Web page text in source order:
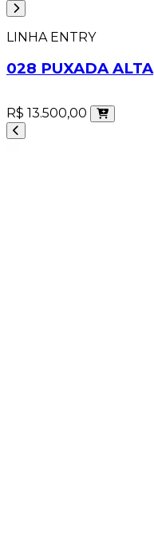
LINHA ENTRY
028 PUXADA ALTA
R$ 13.500,00